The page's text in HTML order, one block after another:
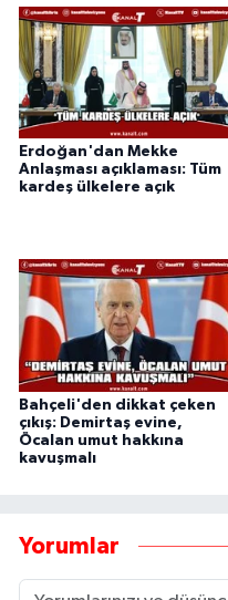
Erdoğan'dan Mekke
Anlaşması açıklaması: Tüm
kardeş ülkelere açık
Bahçeli'den dikkat çeken
çıkış: Demirtaş evine,
Öcalan umut hakkına
kavuşmalı
Yorumlar